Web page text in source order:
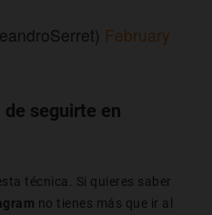
February
de seguirte en
técnica. Si quieres saber
no tienes más que ir al